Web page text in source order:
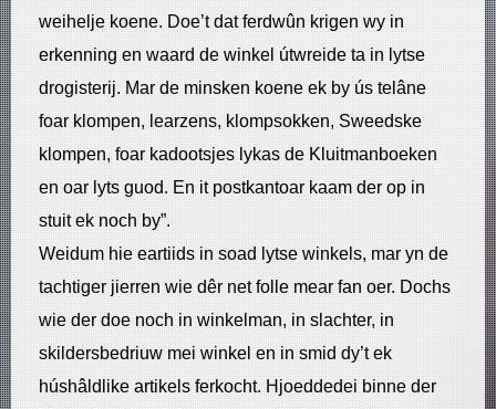
weihelje koene. Doe’t dat ferdwûn krigen wy in
erkenning en waard de winkel útwreide ta in lytse
drogisterij. Mar de minsken koene ek by ús telâne
foar klompen, learzens, klompsokken, Sweedske
klompen, foar kadootsjes lykas de Kluitmanboeken
en oar lyts guod. En it postkantoar kaam der op in
stuit ek noch by”.
Weidum hie eartiids in soad lytse winkels, mar yn de
tachtiger jierren wie dêr net folle mear fan oer. Dochs
wie der doe noch in winkelman, in slachter, in
skildersbedriuw mei winkel en in smid dy’t ek
húshâldlike artikels ferkocht. Hjoeddedei binne der